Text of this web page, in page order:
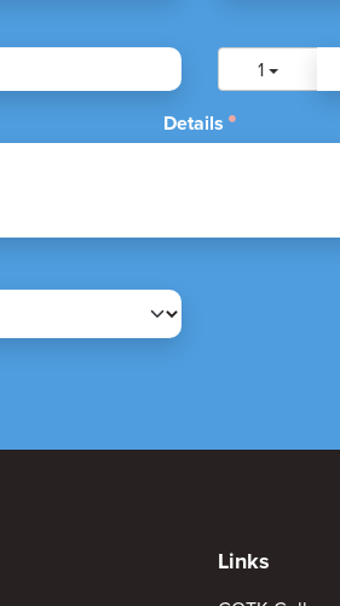
1
Details
Links